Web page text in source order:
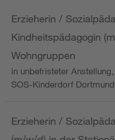
Erzieherin /
Kindheitspädagogin
Wohngruppen
in unbefristeter
SOS-Kinderdorf
Erzieherin /